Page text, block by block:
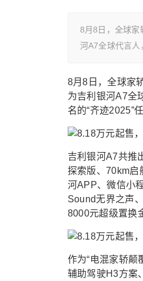
8月8日，全球家
河A7全球代言
8月8日，全球家
为吉利银河A7全
名的“齐迹2025”
吉利银河A7共推
探索版、70km
河APP、微信小
Sound无界之声
8000元超级置换
作为“电混家轿
辅助驾驶H3方案